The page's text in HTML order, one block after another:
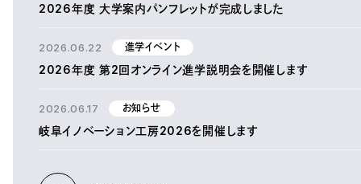
2026年度 大学案内パンフレットが完成しました
2026.06.22 進学イベント
2026年度 第2回オンライン進学説明会を開催します
2026.06.17 お知らせ
岐阜イノベーション工房2026を開催します